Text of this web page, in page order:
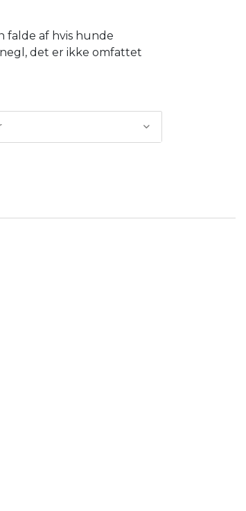
falde af hvis hunde
det er ikke omfattet